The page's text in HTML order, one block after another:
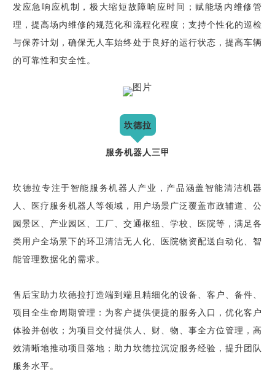
发应急响应机制，极大缩短故障响应时间；赋能场内维修管
理，提高场内维修的规范化和流程化程度；支持个性化的巡检
与保养计划，确保无人车始终处于良好的运行状态，提高车辆
的可靠性和安全性。
坎德拉
服务机器人三甲
坎德拉专注于智能服务机器人产业，产品涵盖智能清洁机器
人、医疗服务机器人等领域，用户场景广泛覆盖市政辅道、公
园景区、产业园区、工厂、交通枢纽、学校、医院等，满足各
类用户全场景下的环卫清洁无人化、医院物资配送自动化、智
能管理数据化的需求。
售后宝助力坎德拉打造端到端且精细化的设备、客户、备件、
项目全生命周期管理：为客户提供便捷的服务入口，优化客户
体验并创收；为项目交付提供人、财、物、事全方位管理，高
效清晰地推动项目落地；助力坎德拉沉淀服务经验，提升团队
服务水平。